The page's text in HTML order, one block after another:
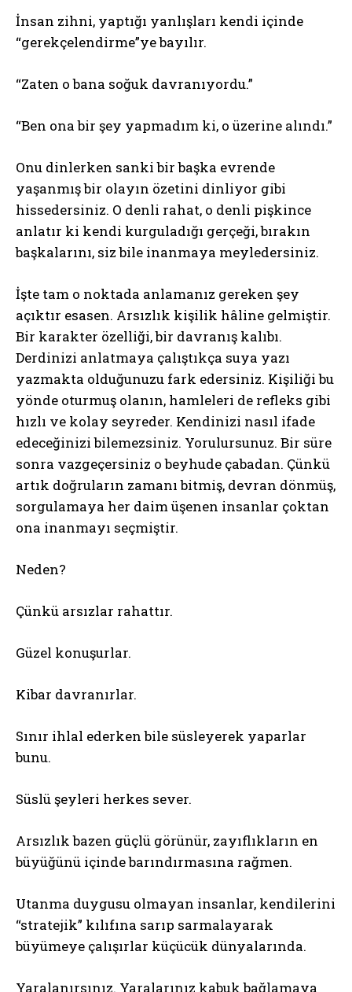
İnsan zihni, yaptığı yanlışları kendi içinde
“gerekçelendirme”ye bayılır.
“Zaten o bana soğuk davranıyordu.”
“Ben ona bir şey yapmadım ki, o üzerine alındı.”
Onu dinlerken sanki bir başka evrende
yaşanmış bir olayın özetini dinliyor gibi
hissedersiniz. O denli rahat, o denli pişkince
anlatır ki kendi kurguladığı gerçeği, bırakın
başkalarını, siz bile inanmaya meyledersiniz.
İşte tam o noktada anlamanız gereken şey
açıktır esasen. Arsızlık kişilik hâline gelmiştir.
Bir karakter özelliği, bir davranış kalıbı.
Derdinizi anlatmaya çalıştıkça suya yazı
yazmakta olduğunuzu fark edersiniz. Kişiliği bu
yönde oturmuş olanın, hamleleri de refleks gibi
hızlı ve kolay seyreder. Kendinizi nasıl ifade
edeceğinizi bilemezsiniz. Yorulursunuz. Bir süre
sonra vazgeçersiniz o beyhude çabadan. Çünkü
artık doğruların zamanı bitmiş, devran dönmüş,
sorgulamaya her daim üşenen insanlar çoktan
ona inanmayı seçmiştir.
Neden?
Çünkü arsızlar rahattır.
Güzel konuşurlar.
Kibar davranırlar.
Sınır ihlal ederken bile süsleyerek yaparlar
bunu.
Süslü şeyleri herkes sever.
Arsızlık bazen güçlü görünür, zayıflıkların en
büyüğünü içinde barındırmasına rağmen.
Utanma duygusu olmayan insanlar, kendilerini
“stratejik” kılıfına sarıp sarmalayarak
büyümeye çalışırlar küçücük dünyalarında.
Yaralanırsınız. Yaralarınız kabuk bağlamaya